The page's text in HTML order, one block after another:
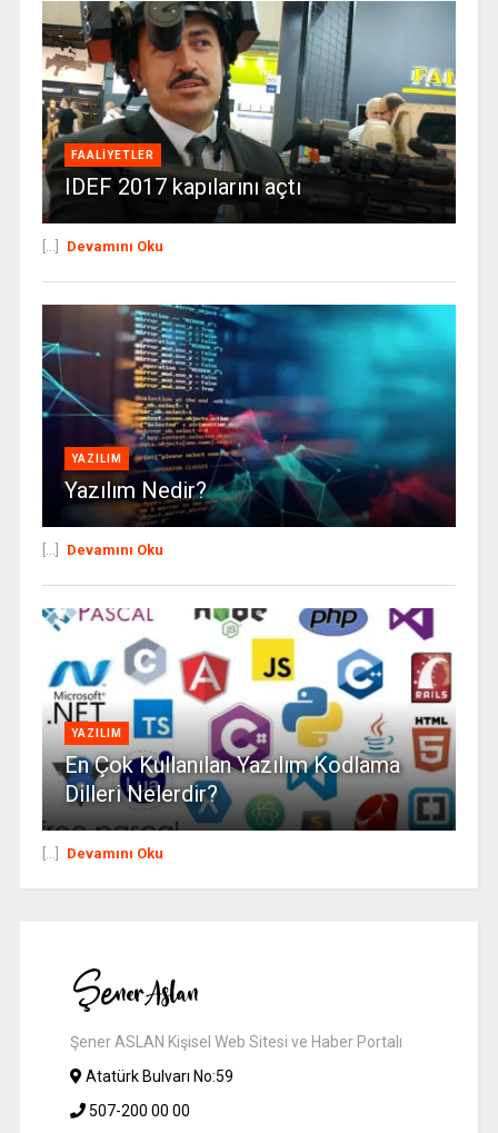
FAALIYETLER
IDEF 2017 kapılarını açtı
[...] Devamını Oku
YAZILIM
Yazılım Nedir?
[...] Devamını Oku
YAZILIM
En Çok Kullanılan Yazılım Kodlama
Dilleri Nelerdir?
[...] Devamını Oku
Şener ASLAN Kişisel Web Sitesi ve Haber Portalı
Atatürk Bulvarı No:59
507-200 00 00